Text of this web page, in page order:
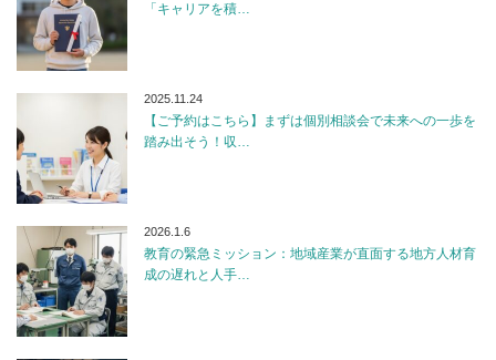
「キャリアを積…
2025.11.24
【ご予約はこちら】まずは個別相談会で未来への一歩を
踏み出そう！収…
2026.1.6
教育の緊急ミッション：地域産業が直面する地方人材育
成の遅れと人手…